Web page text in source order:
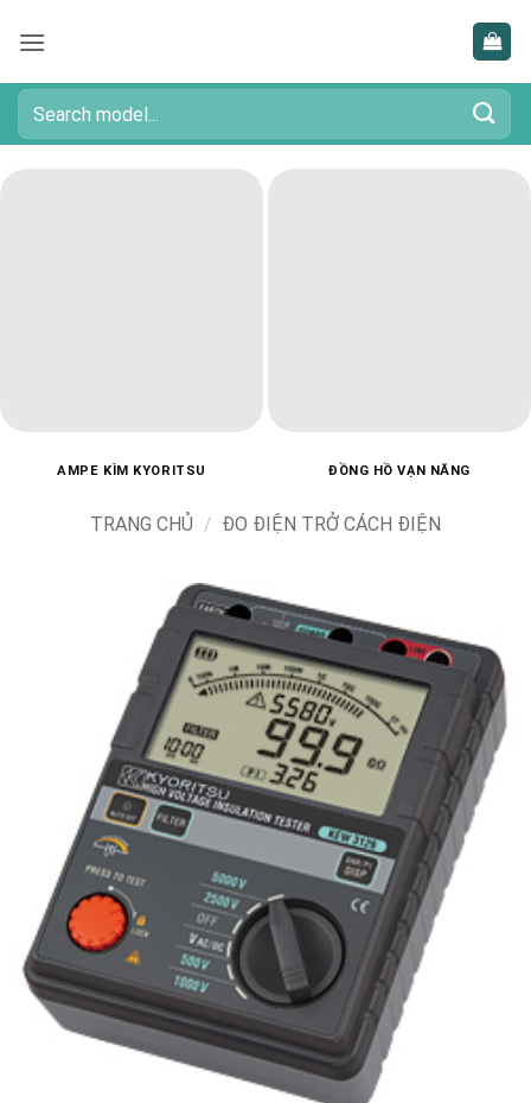
qua
dung
Tìm
kiếm:
AMPE KÌM KYORITSU ĐỒNG HỒ VẠN NĂNG
TRANG CHỦ / ĐO ĐIỆN TRỞ CÁCH ĐIỆN